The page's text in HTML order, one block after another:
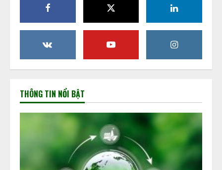
THÔNG TIN NỔI BẬT